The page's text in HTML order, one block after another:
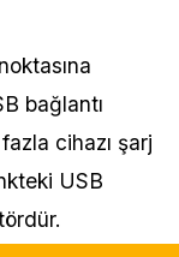
bağlantı
cihazı şarj
USB